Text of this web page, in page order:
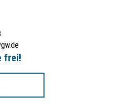
frei!